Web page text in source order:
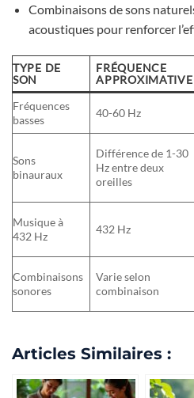
Combinaisons de sons
acoustiques pour renforcer
TYPE DE
SON
FRÉQUENCE
APPROXIMATIVE
Fréquences
basses
40-60 Hz
Sons
binauraux
Différence de 1-30
Hz entre deux
oreilles
Musique à
432 Hz
432 Hz
Combinaisons
sonores
Varie selon
combinaison
Articles Similaires :